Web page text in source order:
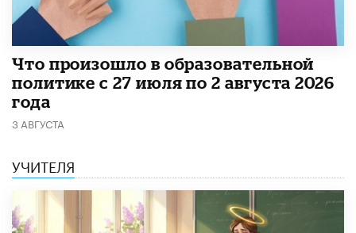
​Что произошло в образовательной
политике с 27 июля по 2 августа 2026
года
3 АВГУСТА
УЧИТЕЛЯ